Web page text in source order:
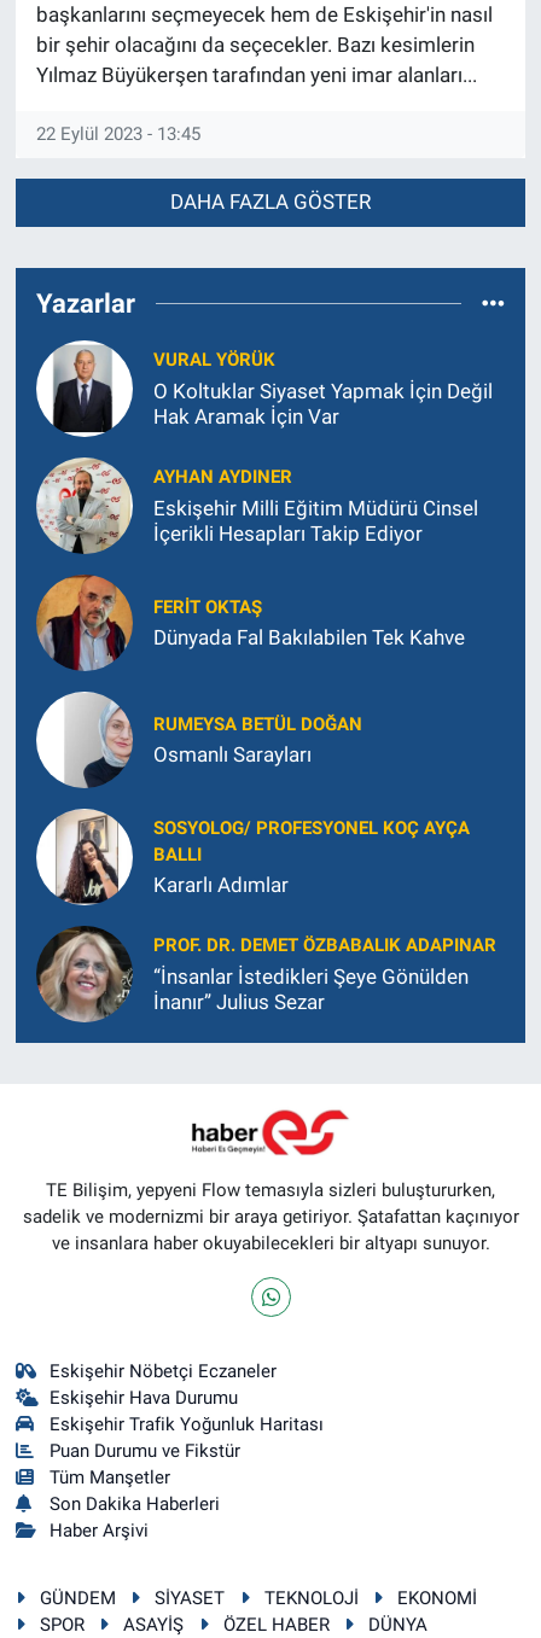
başkanlarını seçmeyecek hem de Eskişehir'in nasıl
bir şehir olacağını da seçecekler. Bazı kesimlerin
Yılmaz Büyükerşen tarafından yeni imar alanları...
22 Eylül 2023 - 13:45
DAHA FAZLA GÖSTER
Yazarlar
VURAL YÖRÜK
O Koltuklar Siyaset Yapmak İçin Değil
Hak Aramak İçin Var
AYHAN AYDINER
Eskişehir Milli Eğitim Müdürü Cinsel
İçerikli Hesapları Takip Ediyor
FERIT OKTAŞ
Dünyada Fal Bakılabilen Tek Kahve
RUMEYSA BETÜL DOĞAN
Osmanlı Sarayları
SOSYOLOG/ PROFESYONEL KOÇ AYÇA
BALLI
Kararlı Adımlar
PROF. DR. DEMET ÖZBABALIK ADAPINAR
“İnsanlar İstedikleri Şeye Gönülden
İnanır” Julius Sezar
TE Bilişim, yepyeni Flow temasıyla sizleri buluştururken,
sadelik ve modernizmi bir araya getiriyor. Şatafattan kaçınıyor
ve insanlara haber okuyabilecekleri bir altyapı sunuyor.
Eskişehir Nöbetçi Eczaneler
Eskişehir Hava Durumu
Eskişehir Trafik Yoğunluk Haritası
Puan Durumu ve Fikstür
Tüm Manşetler
Son Dakika Haberleri
Haber Arşivi
GÜNDEM SİYASET TEKNOLOJİ
EKONOMİ
SPOR
ASAYİŞ ÖZEL HABER DÜNYA